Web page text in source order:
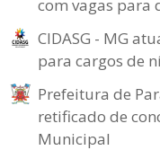
com vagas para
CIDASG - MG
para cargos de
Prefeitura de
retificado de
Municipal